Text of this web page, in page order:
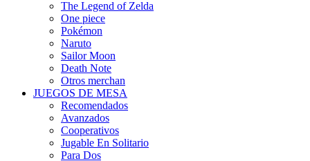
The Legend of Zelda
One piece
Pokémon
Naruto
Sailor Moon
Death Note
Otros merchan
JUEGOS DE MESA
Recomendados
Avanzados
Cooperativos
Jugable En Solitario
Para Dos